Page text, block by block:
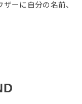
ーに自分の名前、